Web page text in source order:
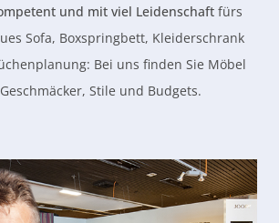
und mit viel Leidenschaft fürs
Sofa, Boxspringbett, Kleiderschrank
Bei uns finden Sie Möbel
Stile und Budgets.